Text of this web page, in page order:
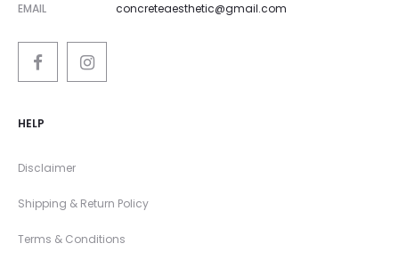
EMAIL
concreteaesthetic@gmail.com
HELP
Disclaimer
Shipping & Return Policy
Terms & Conditions